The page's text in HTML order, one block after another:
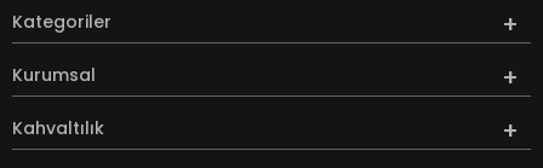
Kategoriler
Kurumsal
Kahvaltılık